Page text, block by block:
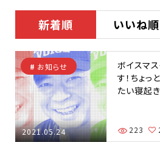
新着順 いいね順
2021.05.24
お知らせ
ボイスマ
す！ちょっ
たい寝起
223